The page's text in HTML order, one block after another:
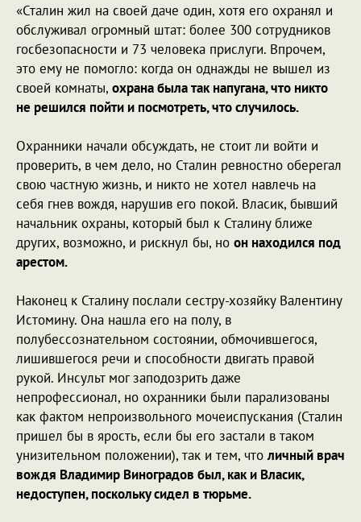
«Сталин жил на своей даче один, хотя его охранял и
обслуживал огромный штат: более 300 сотрудников
госбезопасности и 73 человека прислуги. Впрочем,
это ему не помогло: когда он однажды не вышел из
своей комнаты, охрана была так напугана, что никто
не решился пойти и посмотреть, что случилось.
Охранники начали обсуждать, не стоит ли войти и
проверить, в чем дело, но Сталин ревностно оберегал
свою частную жизнь, и никто не хотел навлечь на
себя гнев вождя, нарушив его покой. Власик, бывший
начальник охраны, который был к Сталину ближе
других, возможно, и рискнул бы, но он находился под
арестом.
Наконец к Сталину послали сестру-хозяйку Валентину
Истомину. Она нашла его на полу, в
полубессознательном состоянии, обмочившегося,
лишившегося речи и способности двигать правой
рукой. Инсульт мог заподозрить даже
непрофессионал, но охранники были парализованы
как фактом непроизвольного мочеиспускания (Сталин
пришел бы в ярость, если бы его застали в таком
унизительном положении), так и тем, чтоличный врач
вождя Владимир Виноградов был, как и Власик,
недоступен, поскольку сидел в тюрьме.